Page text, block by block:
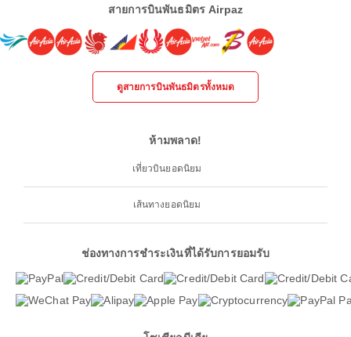
สายการบินพันธมิตร Airpaz
ดูสายการบินพันธมิตรทั้งหมด
ห้ามพลาด!
เที่ยวบินยอดนิยม
เส้นทางยอดนิยม
ช่องทางการชำระเงินที่ได้รับการยอมรับ